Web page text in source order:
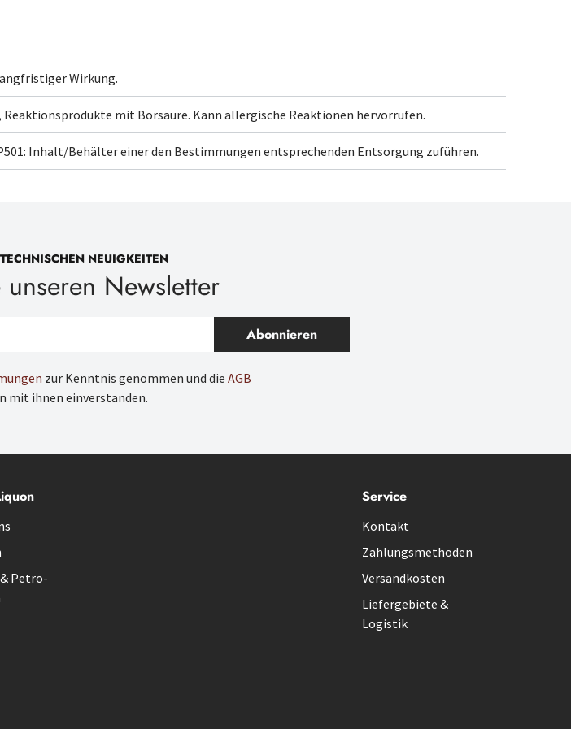
Wirkung.
mit Borsäure. Kann allergische Reaktionen hervorrufen.
Inhalt/Behältereiner den Bestimmungen entsprechenden Entsorgung zuführen.
NEUIGKEITEN
Newsletter
Abonnieren
zur Kenntnis genommen und dieAGB
mit ihnen einverstanden.
Petro-
Service
Kontakt
Zahlungsmethoden
Versandkosten
Liefergebiete &
Logistik